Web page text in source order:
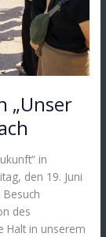
„Unser
in
den 19. Juni
des
Halt in unserem